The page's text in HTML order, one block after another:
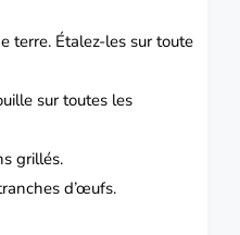
terre. Étalez-les sur toute
sur toutes les
grillés.
d’œufs.